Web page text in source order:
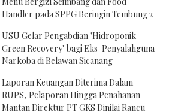
Handler pada SPPG Beringin Tembung 2
USU Gelar Pengabdian "Hidroponik
Green Recovery" bagi Eks-Penyalahguna
Narkoba di Belawan Sicanang
Laporan Keuangan Diterima Dalam
RUPS, Pelaporan Hingga Penahanan
Mantan Direktur PT GKS Dinilai Rancu